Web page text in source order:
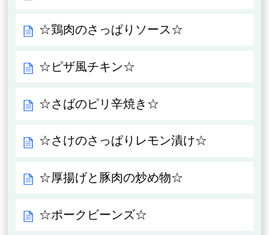
☆鶏肉のさっぱりソース☆
☆ピザ風チキン☆
☆さばのピリ辛焼き☆
☆さけのさっぱりレモン漬け☆
☆厚揚げと豚肉の炒め物☆
☆ポークビーンズ☆